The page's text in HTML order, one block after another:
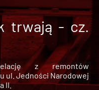
trwają - cz.
z remontów
ul. Jedności Narodowej
II.